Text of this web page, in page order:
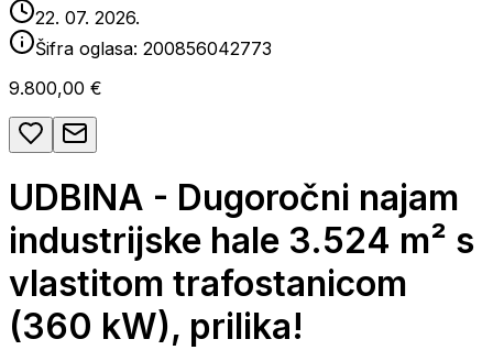
22. 07. 2026.
Šifra oglasa: 200856042773
9.800,00 €
UDBINA - Dugoročni najam
industrijske hale 3.524 m² s
vlastitom trafostanicom
(360 kW), prilika!